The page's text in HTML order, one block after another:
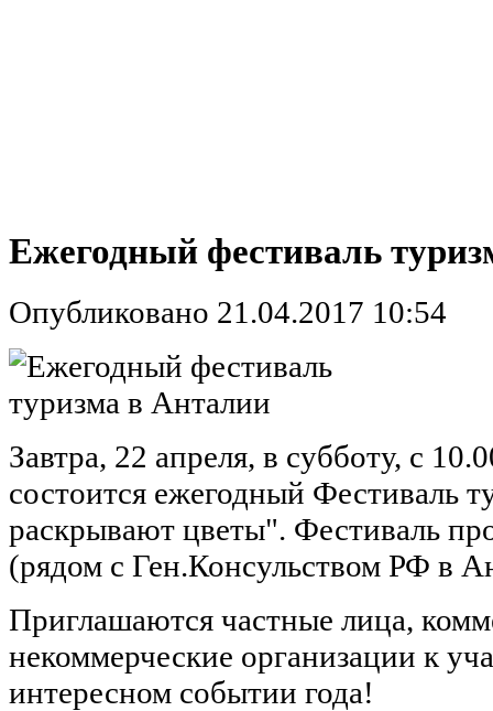
Ежегодный фестиваль
Опубликовано 21.04.2017 10:54
Завтра, 22 апреля, в субботу, с
состоится ежегодный Фестиваль
раскрывают цветы". Фестиваль
(рядом с Ген.Консульством РФ в
Приглашаются частные лица,
некоммерческие организации к
интересном событии года!